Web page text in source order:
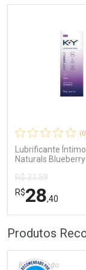
Lubrificante
Naturals
R$ 31,59
R$28,40
Por Menos
Produtos
Patrocinado